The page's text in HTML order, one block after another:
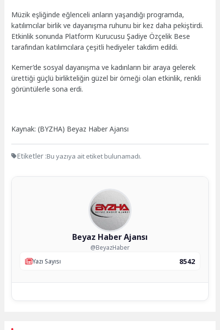
Müzik eşliğinde eğlenceli anların yaşandığı programda,
katılımcılar birlik ve dayanışma ruhunu bir kez daha pekiştirdi.
Etkinlik sonunda Platform Kurucusu Şadiye Özçelik Bese
tarafından katılımcılara çeşitli hediyeler takdim edildi.
Kemer’de sosyal dayanışma ve kadınların bir araya gelerek
ürettiği güçlü birlikteliğin güzel bir örneği olan etkinlik, renkli
görüntülerle sona erdi.
Kaynak: (BYZHA) Beyaz Haber Ajansı
Etiketler :Bu yazıya ait etiket bulunamadı.
Beyaz Haber Ajansı
@BeyazHaber
Yazı Sayısı
8542